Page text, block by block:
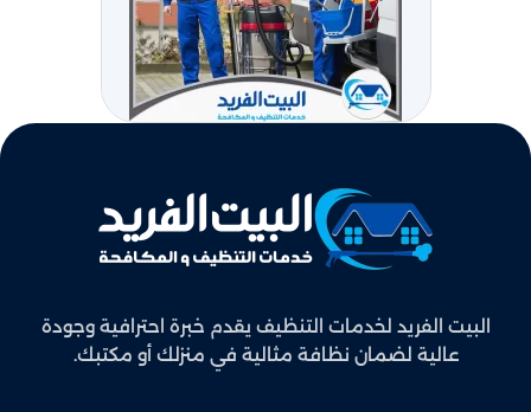
البيت الفريد لخدمات التنظيف يقدم خبرة احترافية وجودة
عالية لضمان نظافة مثالية في منزلك أو مكتبك.